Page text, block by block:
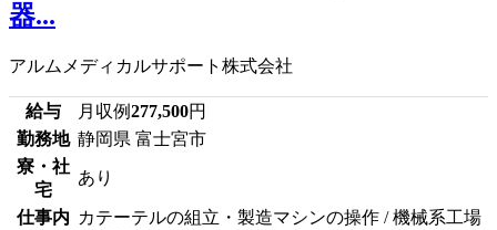
器...
アルムメディカルサポート株式会社
給与 月収例277,500円
勤務地 静岡県 富士宮市
寮・社
宅
あり
仕事内 カテーテルの組立・製造マシンの操作 / 機械系工場